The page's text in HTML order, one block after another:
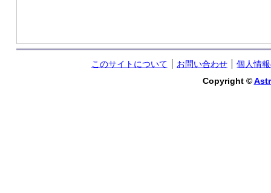
このサイトについて お問い合わせ
個人情
Copyright ©